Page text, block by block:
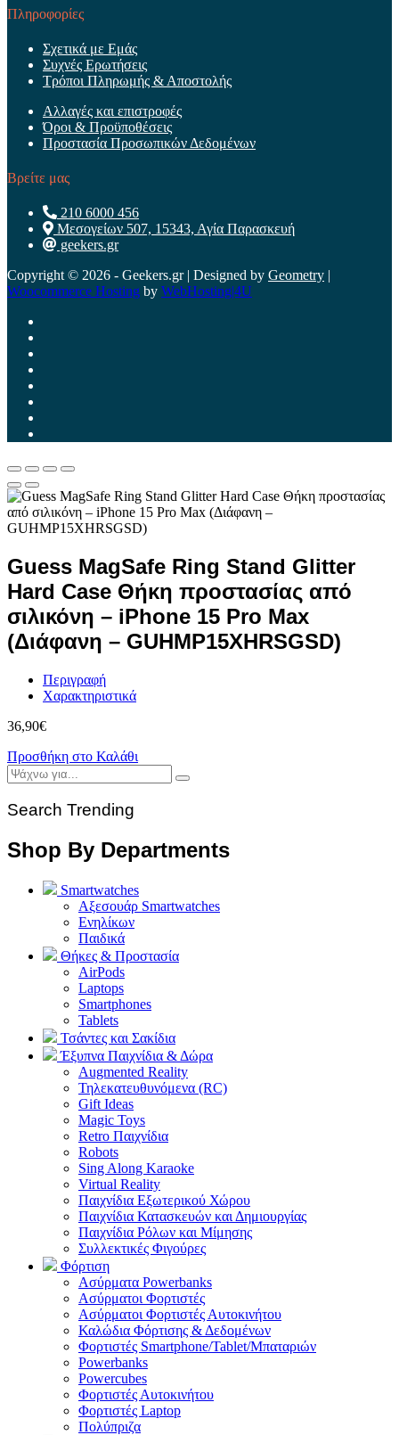
Πληροφορίες
Σχετικά με Εμάς
Συχνές Ερωτήσεις
Τρόποι Πληρωμής & Αποστολής
Αλλαγές και επιστροφές
Όροι & Προϋποθέσεις
Προστασία Προσωπικών Δεδομένων
Βρείτε μας
210 6000 456
Μεσογείων 507, 15343, Αγία Παρασκευή
geekers.gr
Copyright © 2026 - Geekers.gr | Designed by Geometry |
Woocommerce Hosting by WebHosting|4U
Guess MagSafe Ring Stand Glitter
Hard Case Θήκη προστασίας από
σιλικόνη – iPhone 15 Pro Max
(Διάφανη – GUHMP15XHRSGSD)
Περιγραφή
Χαρακτηριστικά
36,90€
Προσθήκη στο Καλάθι
Search Trending
Shop By Departments
Smartwatches
Αξεσουάρ Smartwatches
Ενηλίκων
Παιδικά
Θήκες & Προστασία
AirPods
Laptops
Smartphones
Tablets
Τσάντες και Σακίδια
Έξυπνα Παιχνίδια & Δώρα
Augmented Reality
Τηλεκατευθυνόμενα (RC)
Gift Ideas
Magic Toys
Retro Παιχνίδια
Robots
Sing Along Karaoke
Virtual Reality
Παιχνίδια Εξωτερικού Χώρου
Παιχνίδια Κατασκευών και Δημιουργίας
Παιχνίδια Ρόλων και Μίμησης
Συλλεκτικές Φιγούρες
Φόρτιση
Ασύρματα Powerbanks
Aσύρματοι Φορτιστές
Ασύρματοι Φορτιστές Αυτοκινήτου
Καλώδια Φόρτισης & Δεδομένων
Φορτιστές Smartphone/Tablet/Μπαταριών
Powerbanks
Powercubes
Φορτιστές Αυτοκινήτου
Φορτιστές Laptop
Πολύπριζα